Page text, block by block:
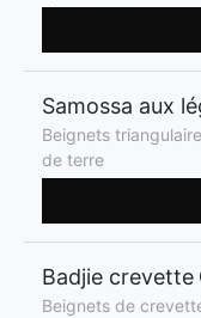
Samossa aux
Beignets
de terre
Badjie crevette
Beignets de